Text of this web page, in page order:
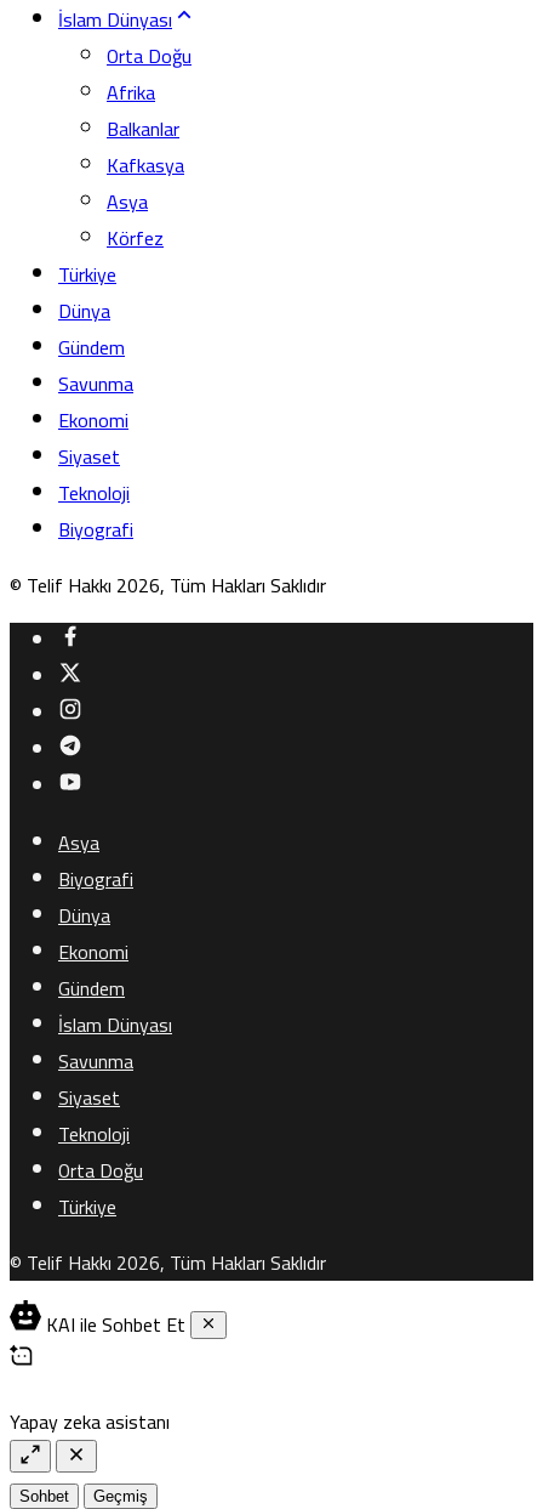
İslam Dünyası
Orta Doğu
Afrika
Balkanlar
Kafkasya
Asya
Körfez
Türkiye
Dünya
Gündem
Savunma
Ekonomi
Siyaset
Teknoloji
Biyografi
© Telif Hakkı 2026, Tüm Hakları Saklıdır
Asya
Biyografi
Dünya
Ekonomi
Gündem
İslam Dünyası
Savunma
Siyaset
Teknoloji
Orta Doğu
Türkiye
© Telif Hakkı 2026, Tüm Hakları Saklıdır
KAI ile Sohbet Et
Yapay zeka asistanı
Sohbet Geçmiş